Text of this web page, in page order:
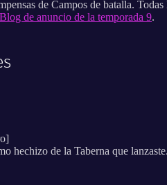
de Campos de batalla.
Blog de anuncio de la temporada 9.
hechizo de la Taberna que